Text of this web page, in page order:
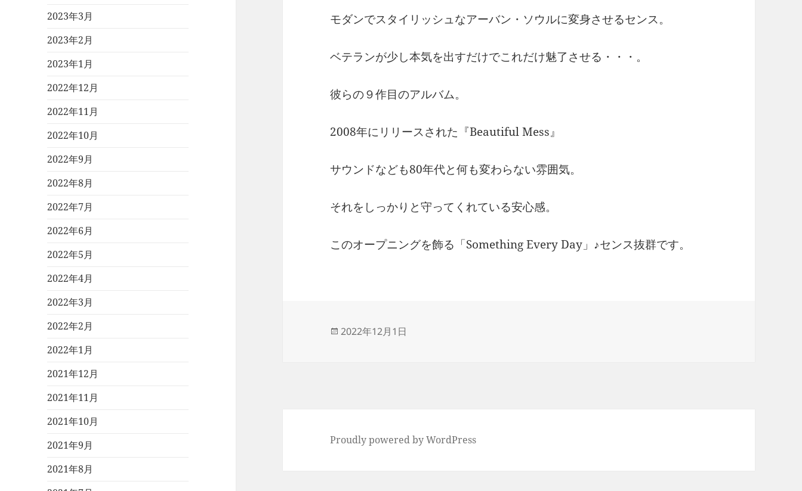
2023年3月
2023年2月
2023年1月
2022年12月
2022年11月
2022年10月
2022年9月
2022年8月
2022年7月
2022年6月
2022年5月
2022年4月
2022年3月
2022年2月
2022年1月
2021年12月
2021年11月
2021年10月
2021年9月
2021年8月
モダンでスタイリッシュなアーバン・ソウルに変身させるセンス。
ベテランが少し本気を出すだけでこれだけ魅了させる・・・。
彼らの９作目のアルバム。
2008年にリリースされた『Beautiful Mess』
サウンドなども80年代と何も変わらない雰囲気。
それをしっかりと守ってくれている安心感。
このオープニングを飾る「Something Every Day」♪センス抜群です。
投
2022年12月1日
Proudly powered by WordPress